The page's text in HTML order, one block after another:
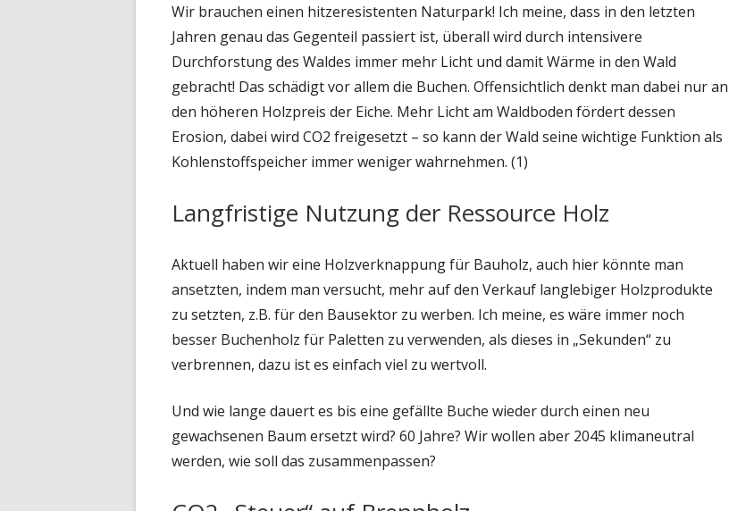
Wir brauchen einen hitzeresistenten Naturpark! Ich meine, dass in den letzten
Jahren genau das Gegenteil passiert ist, überall wird durch intensivere
Durchforstung des Waldes immer mehr Licht und damit Wärme in den Wald
gebracht! Das schädigt vor allem die Buchen. Offensichtlich denkt man dabei nur an
den höheren Holzpreis der Eiche. Mehr Licht am Waldboden fördert dessen
Erosion, dabei wird CO2 freigesetzt – so kann der Wald seine wichtige Funktion als
Kohlenstoffspeicher immer weniger wahrnehmen. (1)
Langfristige Nutzung der Ressource Holz
Aktuell haben wir eine Holzverknappung für Bauholz, auch hier könnte man
ansetzten, indem man versucht, mehr auf den Verkauf langlebiger Holzprodukte
zu setzten, z.B. für den Bausektor zu werben. Ich meine, es wäre immer noch
besser Buchenholz für Paletten zu verwenden, als dieses in „Sekunden“ zu
verbrennen, dazu ist es einfach viel zu wertvoll.
Und wie lange dauert es bis eine gefällte Buche wieder durch einen neu
gewachsenen Baum ersetzt wird? 60 Jahre? Wir wollen aber 2045 klimaneutral
werden, wie soll das zusammenpassen?